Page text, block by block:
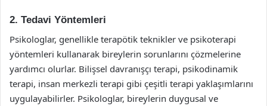
2. Tedavi Yöntemleri
Psikologlar, genellikle terapötik teknikler ve psikoterapi
yöntemleri kullanarak bireylerin sorunlarını çözmelerine
yardımcı olurlar. Bilişsel davranışçı terapi, psikodinamik
terapi, insan merkezli terapi gibi çeşitli terapi yaklaşımlarını
uygulayabilirler. Psikologlar, bireylerin duygusal ve